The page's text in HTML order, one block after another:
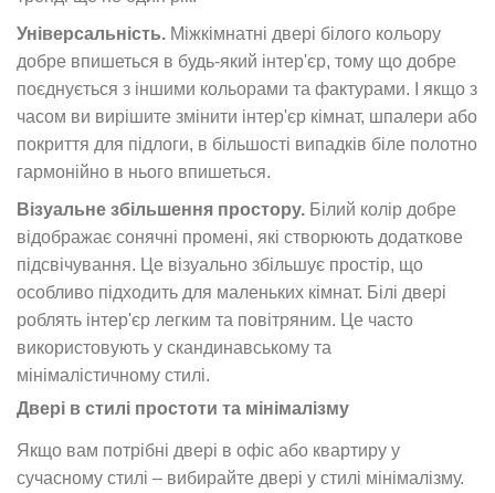
Універсальність. Міжкімнатні двері білого кольору
добре впишеться в будь-який інтер'єр, тому що добре
поєднується з іншими кольорами та фактурами. І якщо з
часом ви вирішите змінити інтер'єр кімнат, шпалери або
покриття для підлоги, в більшості випадків біле полотно
гармонійно в нього впишеться.
Візуальне збільшення простору. Білий колір добре
відображає сонячні промені, які створюють додаткове
підсвічування. Це візуально збільшує простір, що
особливо підходить для маленьких кімнат. Білі двері
роблять інтер'єр легким та повітряним. Це часто
використовують у скандинавському та
мінімалістичному стилі.
Двері в стилі простоти та мінімалізму
Якщо вам потрібні двері в офіс або квартиру у
сучасному стилі – вибирайте двері у стилі мінімалізму.